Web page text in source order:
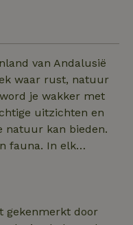
van Andalusië
waar rust, natuur
je wakker met
uitzichten en
natuur kan bieden.
fauna. In elk
een andere kant
van de grote
gekenmerkt door